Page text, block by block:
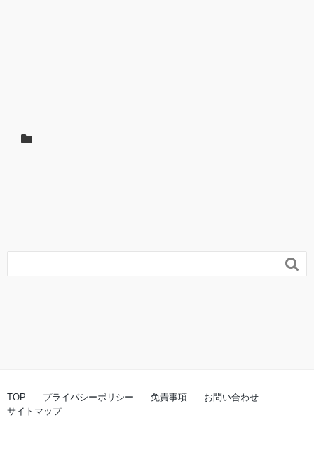

TOP プライバシーポリシー 免責事項
お問い合わせ
サイトマップ